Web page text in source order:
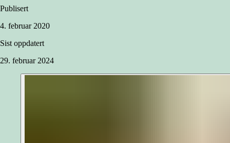
Publisert
4. februar 2020
Sist oppdatert
29. februar 2024